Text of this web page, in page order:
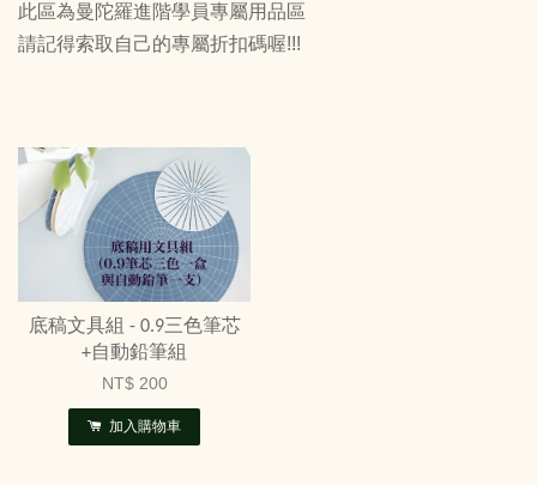
此區為曼陀羅進階學員專屬用品區
請記得索取自己的專屬折扣碼喔!!!
底稿文具組 - 0.9三色筆芯
+自動鉛筆組
NT$ 200
加入購物車